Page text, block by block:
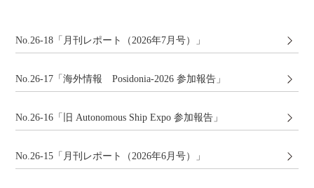
No.26-18「月刊レポート（2026年7月号）」
No.26-17「海外情報 Posidonia-2026 参加報告」
No.26-16「旧 Autonomous Ship Expo 参加報告」
No.26-15「月刊レポート（2026年6月号）」